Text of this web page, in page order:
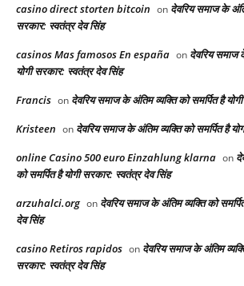
casino direct storten bitcoin on देवरिय समाज के
सरकार: स्वतंत्र देव सिंह
casinos Mas famosos En españa on देवरिय समाज
योगी सरकार: स्वतंत्र देव सिंह
Francis on देवरिय समाज के अंतिम व्यक्ति को समर्पित है
Kristeen on देवरिय समाज के अंतिम व्यक्ति को समर्पित है
online Casino 500 euro Einzahlung klarna on
को समर्पित है योगी सरकार: स्वतंत्र देव सिंह
arzuhalci.org on देवरिय समाज के अंतिम व्यक्ति को
देव सिंह
casino Retiros rapidos on देवरिय समाज के अंतिम
सरकार: स्वतंत्र देव सिंह